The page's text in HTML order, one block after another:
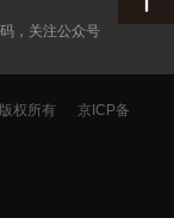
，关注公众号
版权所有 京ICP备